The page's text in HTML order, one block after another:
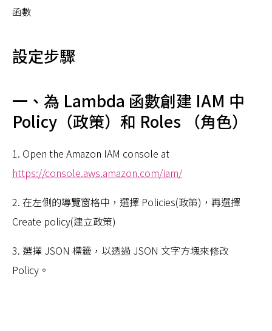
函數
設定步驟
一、 為 Lambda 函數創建 IAM 中
Policy（政策）和 Roles （角色）
1. Open the Amazon IAM console at
https://console.aws.amazon.com/iam/
2. 在左側的導覽窗格中，選擇 Policies(政策)，再選擇
Create policy(建立政策)
3. 選擇 JSON 標籤，以透過 JSON 文字方塊來修改
Policy。